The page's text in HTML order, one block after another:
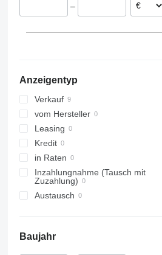
–
Anzeigentyp
Verkauf
vom Hersteller
Leasing
Kredit
in Raten
Inzahlungnahme (Tausch mit
Zuzahlung)
Austausch
Baujahr